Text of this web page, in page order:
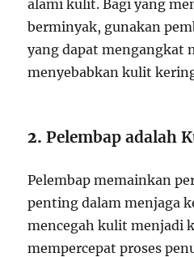
alami kulit. Bagi yang
berminyak, gunakan
yang dapat mengangkat
menyebabkan kulit
2.Pelembap adalah
Pelembap memainkan
penting dalam menjaga
mencegah kulit menjadi
mempercepat proses